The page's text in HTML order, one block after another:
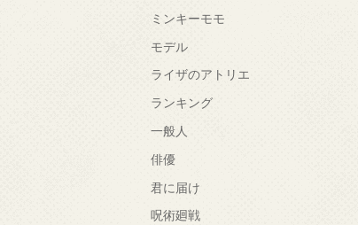
ミンキーモモ
モデル
ライザのアトリエ
ランキング
一般人
俳優
君に届け
呪術廻戦